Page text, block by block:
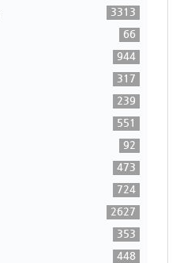
3313
66
944
317
239
551
92
473
724
2627
353
448